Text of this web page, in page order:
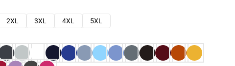
2XL 3XL 4XL
5XL